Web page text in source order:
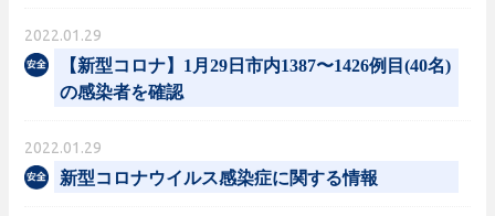
2022.01.29
【新型コロナ】1月29日市内1387〜1426例目(40名)
の感染者を確認
2022.01.29
新型コロナウイルス感染症に関する情報